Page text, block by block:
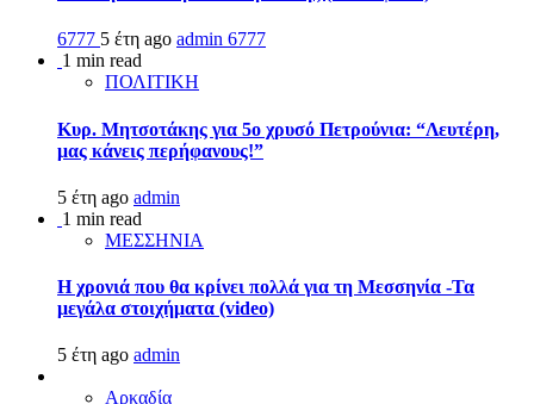
6777 5 έτη ago admin 6777
1 min read
ΠΟΛΙΤΙΚΗ
Κυρ. Μητσοτάκης για 5ο χρυσό Πετρούνια: “Λευτέρη,
μας κάνεις περήφανους!”
5 έτη ago admin
1 min read
ΜΕΣΣΗΝΙΑ
Η χρονιά που θα κρίνει πολλά για τη Μεσσηνία -Τα
μεγάλα στοιχήματα (video)
5 έτη ago admin
Αρκαδία